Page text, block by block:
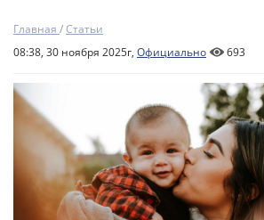
Главная /Статьи
08:38, 30 ноября 2025г, Официально 693